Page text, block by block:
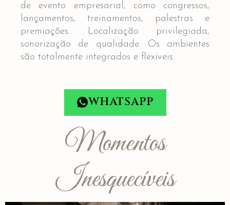
de evento empresarial, como congressos,
lançamentos, treinamentos, palestras e
premiações. Localização privilegiada,
sonorização de qualidade. Os ambientes
são totalmente integrados e flexíveis.
WHATSAPP
Momentos
Inesquecíveis